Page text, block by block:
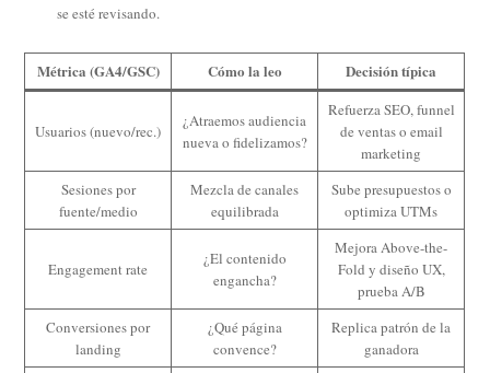
se esté revisando.
Métrica (GA4/GSC) Cómo la leo Decisión típica
Usuarios (nuevo/rec.)
¿Atraemos audiencia
nueva o fidelizamos?
Refuerza SEO, funnel
de ventas o email
marketing
Sesiones por
fuente/medio
Mezcla de canales
equilibrada
Sube presupuestos o
optimiza UTMs
Engagement rate
¿El contenido
engancha?
Mejora Above-the-
Fold y diseño UX,
prueba A/B
Conversiones por
landing
¿Qué página
convence?
Replica patrón de la
ganadora